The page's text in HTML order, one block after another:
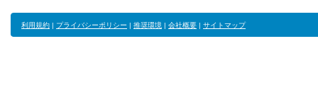
利用規約 | プライバシーポリシー | 推奨環境 | 会社概要 | サイトマップ